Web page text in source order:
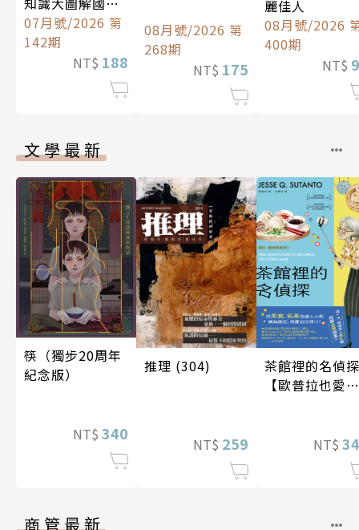
中文版
07月號/2026 第
142期
NT$ 188
08月號/2026 第
268期
NT$ 175
麗佳人
08月號/2026
400期
NT$
文學最新
筷（獨步20周年
紀念版）
NT$ 340
推理 (304)
NT$ 259
茶館裡的名偵探
【歐普拉也愛！
《茶館裡的嫌疑
NT$
商管最新